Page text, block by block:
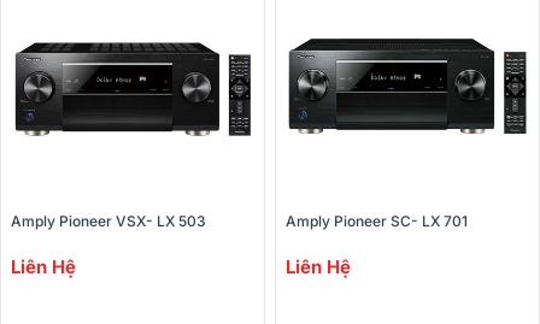
Amply Pioneer VSX- LX 503
Liên Hệ
Amply Pioneer SC- LX 701
Liên Hệ